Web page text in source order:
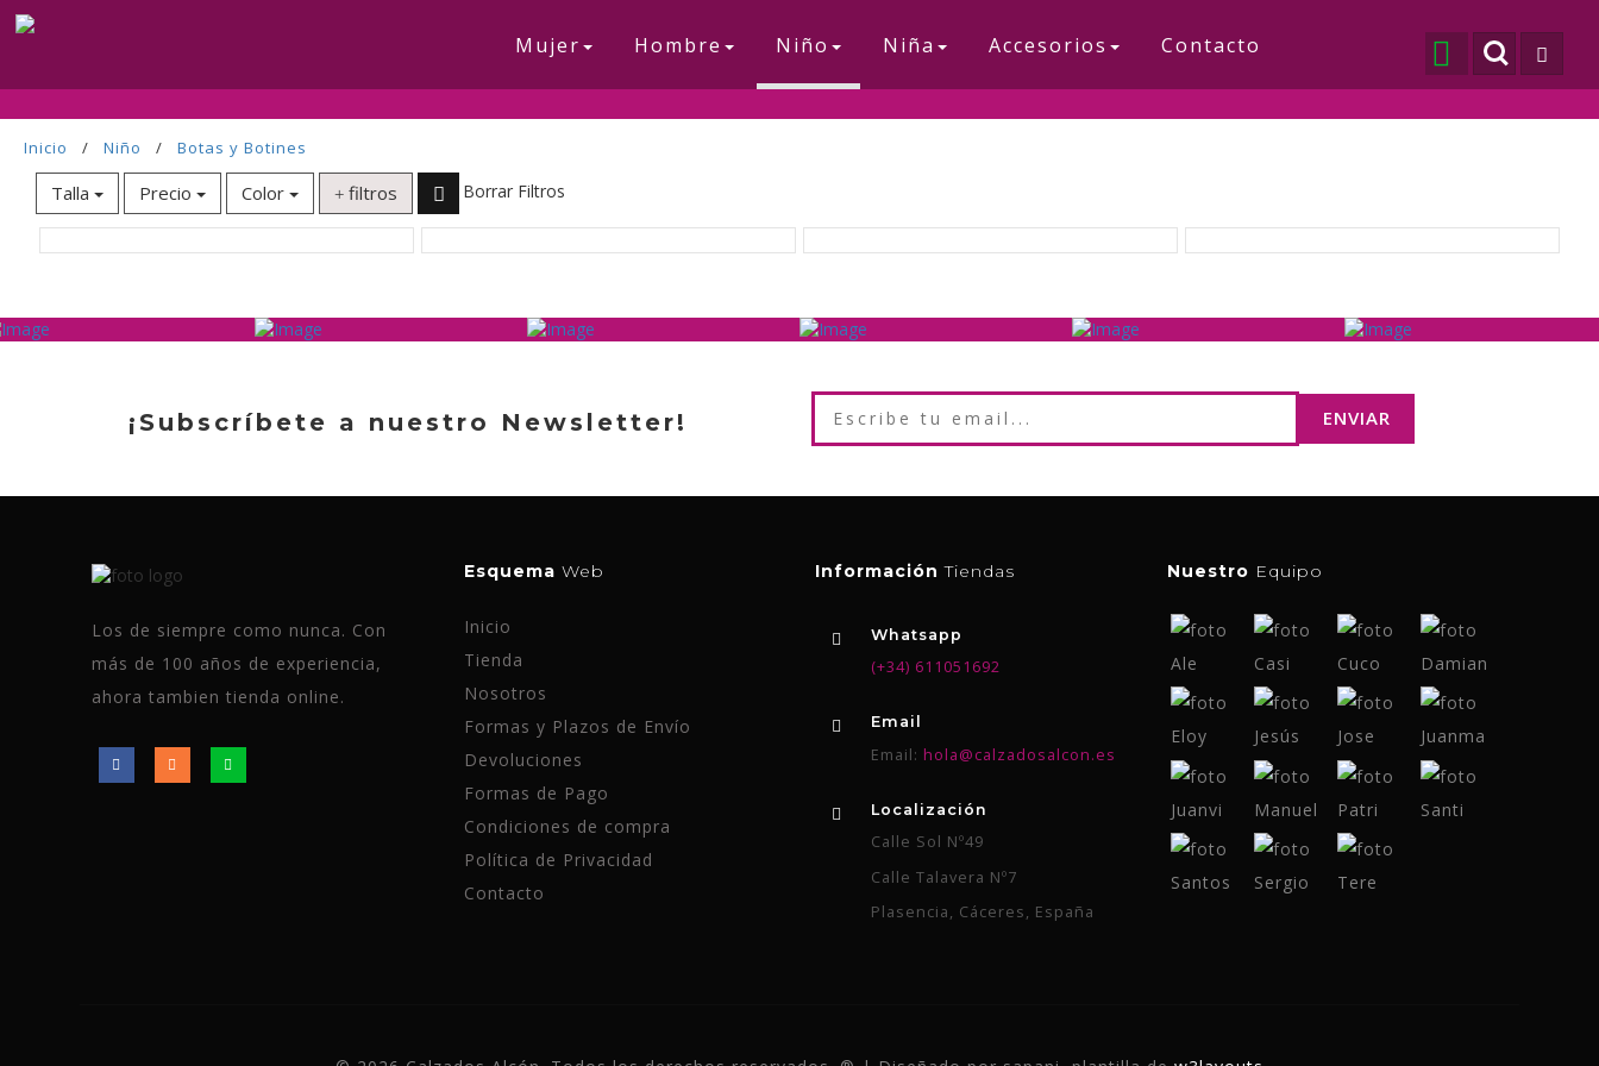
Mujer Hombre Niño Niña Accesorios Contacto
Inicio /Niño /Botas y Botines
Talla Precio Color filtros Borrar Filtros
¡Subscríbete a nuestro Newsletter!
Los de siempre como nunca. Con
más de 100 años de experiencia,
ahora tambien tienda online.
Esquema Web
Inicio
Tienda
Nosotros
Formas y Plazos de Envío
Devoluciones
Formas de Pago
Condiciones de compra
Política de Privacidad
Contacto
InformaciónTiendas
Whatsapp
(+34) 611051692
Email
Email: hola@calzadosalcon.es
Localización
Calle Sol Nº49
Calle Talavera Nº7
Plasencia, Cáceres, España
Nuestro Equipo